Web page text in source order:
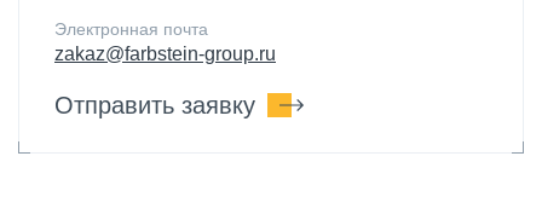
Электронная почта
zakaz@farbstein-group.ru
Отправить заявку